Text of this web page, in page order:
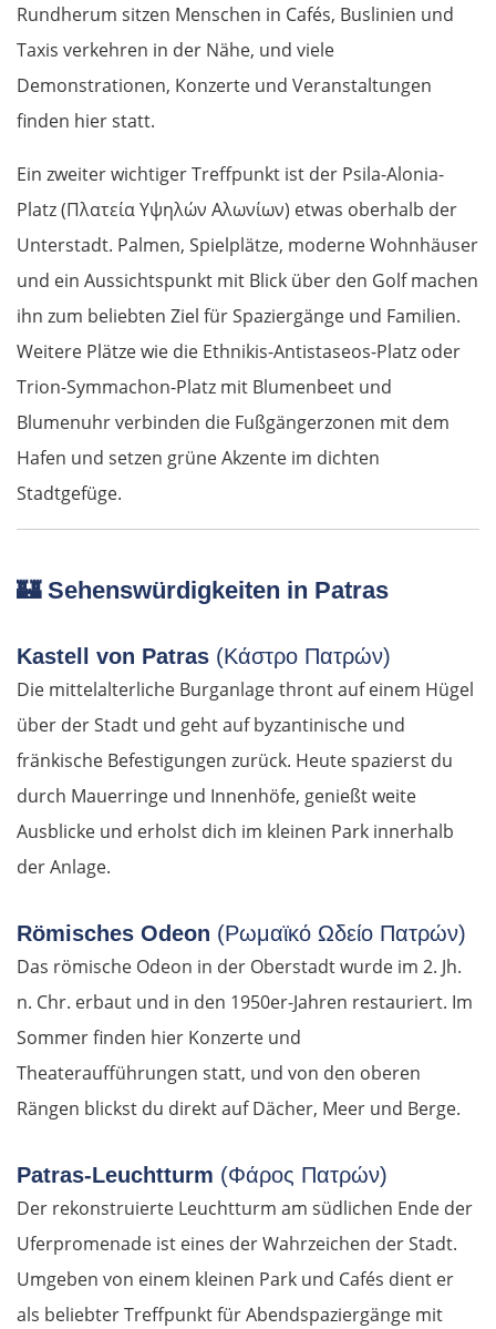
Rundherum sitzen Menschen in Cafés, Buslinien und
Taxis verkehren in der Nähe, und viele
Demonstrationen, Konzerte und Veranstaltungen
finden hier statt.
Ein zweiter wichtiger Treffpunkt ist der Psila-Alonia-
Platz (Πλατεία Υψηλών Αλωνίων) etwas oberhalb der
Unterstadt. Palmen, Spielplätze, moderne Wohnhäuser
und ein Aussichtspunkt mit Blick über den Golf machen
ihn zum beliebten Ziel für Spaziergänge und Familien.
Weitere Plätze wie die Ethnikis-Antistaseos-Platz oder
Trion-Symmachon-Platz mit Blumenbeet und
Blumenuhr verbinden die Fußgängerzonen mit dem
Hafen und setzen grüne Akzente im dichten
Stadtgefüge.
🏰Sehenswürdigkeiten in Patras
Kastell von Patras (Κάστρο Πατρών)
Die mittelalterliche Burganlage thront auf einem Hügel
über der Stadt und geht auf byzantinische und
fränkische Befestigungen zurück. Heute spazierst du
durch Mauerringe und Innenhöfe, genießt weite
Ausblicke und erholst dich im kleinen Park innerhalb
der Anlage.
Römisches Odeon (Ρωμαϊκό Ωδείο Πατρών)
Das römische Odeon in der Oberstadt wurde im 2. Jh.
n. Chr. erbaut und in den 1950er-Jahren restauriert. Im
Sommer finden hier Konzerte und
Theateraufführungen statt, und von den oberen
Rängen blickst du direkt auf Dächer, Meer und Berge.
Patras-Leuchtturm (Φάρος Πατρών)
Der rekonstruierte Leuchtturm am südlichen Ende der
Uferpromenade ist eines der Wahrzeichen der Stadt.
Umgeben von einem kleinen Park und Cafés dient er
als beliebter Treffpunkt für Abendspaziergänge mit